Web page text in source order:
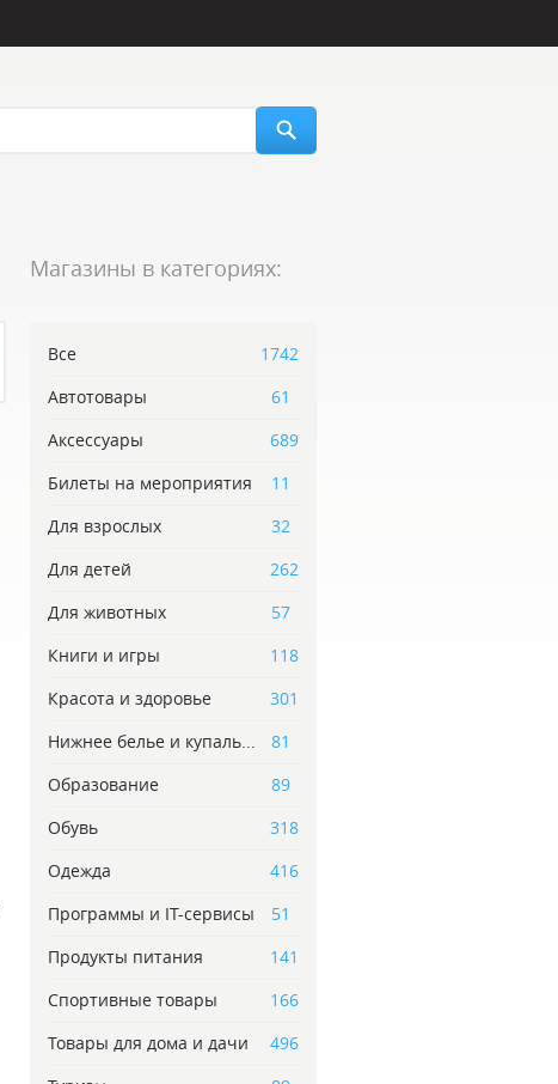
Магазины в категориях:
Все
1742
Автотовары
61
Аксессуары
689
Билеты на мероприятия
11
Для взрослых
32
Для детей
262
Для животных
57
Книги и игры
118
Красота и здоровье
301
Нижнее белье и купаль...
81
Образование
89
Обувь
318
Одежда
416
Программы и IT-сервисы
51
Продукты питания
141
Спортивные товары
166
Товары для дома и дачи
496